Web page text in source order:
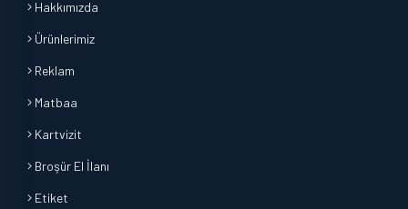
Hakkımızda
Ürünlerimiz
Reklam
Matbaa
Kartvizit
Broşür El İlanı
Etiket